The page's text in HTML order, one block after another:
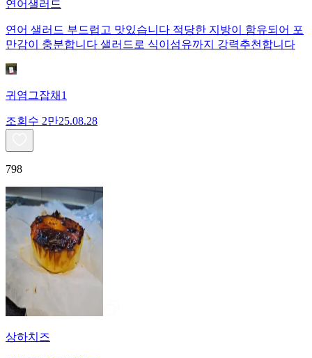
연어샐러드
연어 샐러드 부드럽고 맛있습니다 적당한 지방이 함유되어 포
만감이 충분합니다 샐러드로 식이섬유까지 강력추천합니다
귀염그잡채1
조회수 2만25.08.28
798
상하치즈